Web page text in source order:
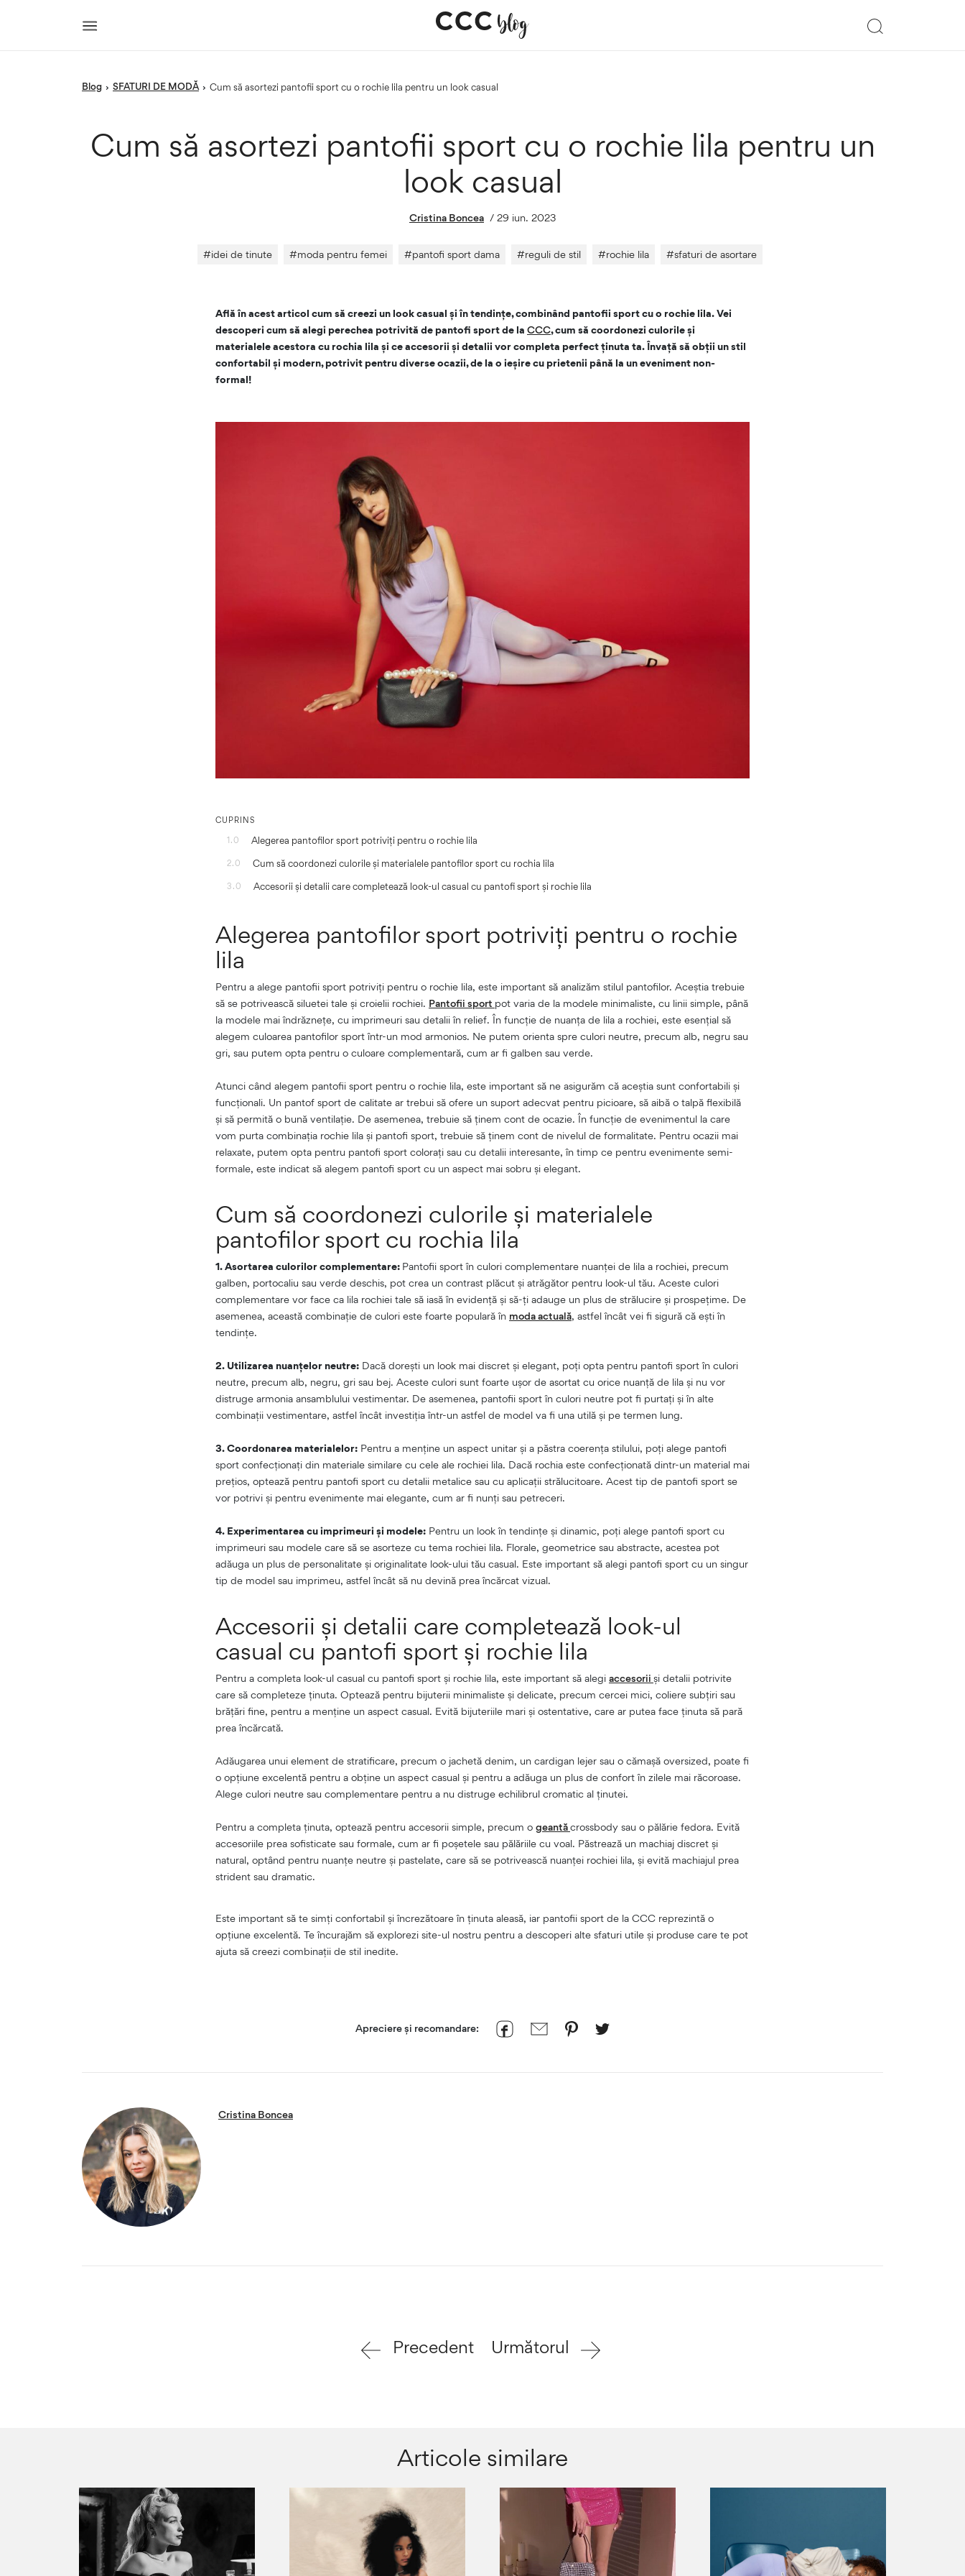
blog › SFATURI DE MODĂ › Cum să asortezi pantofii sport cu o rochie lila pentru un look casual
Cum să asortezi pantofii sport cu o rochie lila pentru un
look casual
Cristina Boncea / 29 iun. 2023
#idei de tinute #moda pentru femei #pantofi sport dama #reguli de stil #rochie lila #sfaturi de asortare
Află în acest articol cum să creezi un look casual și în tendințe, combinând pantofii sport cu o rochie lila. Vei
descoperi cum să alegi perechea potrivită de pantofi sport de la CCC, cum să coordonezi culorile și
materialele acestora cu rochia lila și ce accesorii și detalii vor completa perfect ținuta ta. Învață să obții un stil
confortabil și modern, potrivit pentru diverse ocazii, de la o ieșire cu prietenii până la un eveniment non-
formal!
CUPRINS
1.0
Alegerea pantofilor sport potriviți pentru o rochie lila
2.0 Cum să coordonezi culorile și materialele pantofilor sport cu rochia lila
3.0 Accesorii și detalii care completează look-ul casual cu pantofi sport și rochie lila
Alegerea pantofilor sport potriviți pentru o rochie
lila
Pentru a alege pantofii sport potriviți pentru o rochie lila, este important să analizăm stilul pantofilor. Aceștia trebuie
să se potrivească siluetei tale și croielii rochiei. Pantofii sport pot varia de la modele minimaliste, cu linii simple, până
la modele mai îndrăznețe, cu imprimeuri sau detalii în relief. În funcție de nuanța de lila a rochiei, este esențial să
alegem culoarea pantofilor sport într-un mod armonios. Ne putem orienta spre culori neutre, precum alb, negru sau
gri, sau putem opta pentru o culoare complementară, cum ar fi galben sau verde.
Atunci când alegem pantofii sport pentru o rochie lila, este important să ne asigurăm că aceștia sunt confortabili și
funcționali. Un pantof sport de calitate ar trebui să ofere un suport adecvat pentru picioare, să aibă o talpă flexibilă
și să permită o bună ventilație. De asemenea, trebuie să ținem cont de ocazie. În funcție de evenimentul la care
vom purta combinația rochie lila și pantofi sport, trebuie să ținem cont de nivelul de formalitate. Pentru ocazii mai
relaxate, putem opta pentru pantofi sport colorați sau cu detalii interesante, în timp ce pentru evenimente semi-
formale, este indicat să alegem pantofi sport cu un aspect mai sobru și elegant.
Cum să coordonezi culorile și materialele
pantofilor sport cu rochia lila
1. Asortarea culorilor complementare: Pantofii sport în culori complementare nuanței de lila a rochiei, precum
galben, portocaliu sau verde deschis, pot crea un contrast plăcut și atrăgător pentru look-ul tău. Aceste culori
complementare vor face ca lila rochiei tale să iasă în evidență și să-ți adauge un plus de strălucire și prospețime. De
asemenea, această combinație de culori este foarte populară în moda actuală, astfel încât vei fi sigură că ești în
tendințe.
2. Utilizarea nuanțelor neutre: Dacă dorești un look mai discret și elegant, poți opta pentru pantofi sport în culori
neutre, precum alb, negru, gri sau bej. Aceste culori sunt foarte ușor de asortat cu orice nuanță de lila și nu vor
distruge armonia ansamblului vestimentar. De asemenea, pantofii sport în culori neutre pot fi purtați și în alte
combinații vestimentare, astfel încât investiția într-un astfel de model va fi una utilă și pe termen lung.
3. Coordonarea materialelor: Pentru a menține un aspect unitar și a păstra coerența stilului, poți alege pantofi
sport confecționați din materiale similare cu cele ale rochiei lila. Dacă rochia este confecționată dintr-un material mai
prețios, optează pentru pantofi sport cu detalii metalice sau cu aplicații strălucitoare. Acest tip de pantofi sport se
vor potrivi și pentru evenimente mai elegante, cum ar fi nunți sau petreceri.
4. Experimentarea cu imprimeuri și modele: Pentru un look în tendințe și dinamic, poți alege pantofi sport cu
imprimeuri sau modele care să se asorteze cu tema rochiei lila. Florale, geometrice sau abstracte, acestea pot
adăuga un plus de personalitate și originalitate look-ului tău casual. Este important să alegi pantofi sport cu un singur
tip de model sau imprimeu, astfel încât să nu devină prea încărcat vizual.
Accesorii și detalii care completează look-ul
casual cu pantofi sport și rochie lila
Pentru a completa look-ul casual cu pantofi sport și rochie lila, este important să alegi accesorii și detalii potrivite
care să completeze ținuta. Optează pentru bijuterii minimaliste și delicate, precum cercei mici, coliere subțiri sau
brățări fine, pentru a menține un aspect casual. Evită bijuteriile mari și ostentative, care ar putea face ținuta să pară
prea încărcată.
Adăugarea unui element de stratificare, precum o jachetă denim, un cardigan lejer sau o cămașă oversized, poate fi
o opțiune excelentă pentru a obține un aspect casual și pentru a adăuga un plus de confort în zilele mai răcoroase.
Alege culori neutre sau complementare pentru a nu distruge echilibrul cromatic al ținutei.
Pentru a completa ținuta, optează pentru accesorii simple, precum o geantăcrossbody sau o pălărie fedora. Evită
accesoriile prea sofisticate sau formale, cum ar fi poșetele sau pălăriile cu voal. Păstrează un machiaj discret și
natural, optând pentru nuanțe neutre și pastelate, care să se potrivească nuanței rochiei lila, și evită machiajul prea
strident sau dramatic.
Este important să te simți confortabil și încrezătoare în ținuta aleasă, iar pantofii sport de la CCC reprezintă o
opțiune excelentă. Te încurajăm să explorezi site-ul nostru pentru a descoperi alte sfaturi utile și produse care te pot
ajuta să creezi combinații de stil inedite.
Apreciere și recomandare:
Cristina Boncea
Precedent Următorul
Articole similare